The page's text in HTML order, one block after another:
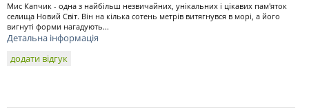
Мис Капчик - одна з найбільш незвичайних, унікальних і цікавих пам'яток
селища Новий Світ. Він на кілька сотень метрів витягнувся в морі, а його
вигнуті форми нагадують...
Детальна інформація
додати відгук